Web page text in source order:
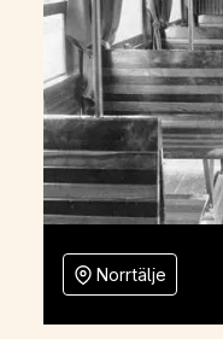
Norrtälje